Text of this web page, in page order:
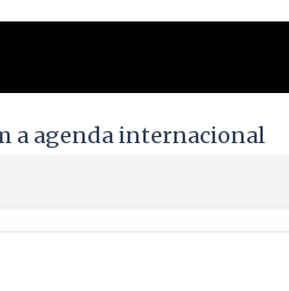
a agenda internacional